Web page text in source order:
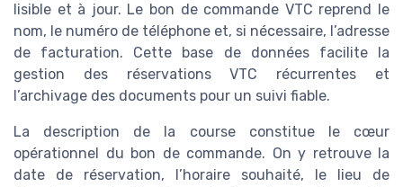
lisible et à jour. Le bon de commande VTC reprend le
nom, le numéro de téléphone et, si nécessaire, l’adresse
de facturation. Cette base de données facilite la
gestion des réservations VTC récurrentes et
l’archivage des documents pour un suivi fiable.
La description de la course constitue le cœur
opérationnel du bon de commande. On y retrouve la
date de réservation, l’horaire souhaité, le lieu de